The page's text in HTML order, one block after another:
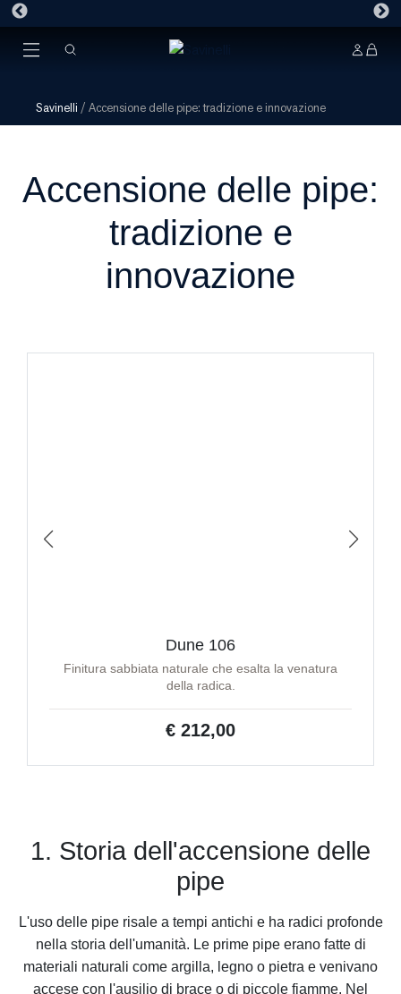
Savinelli / Accensione delle pipe: tradizione e innovazione
Accensione delle pipe:
tradizione e
innovazione
Dune 106
Finitura sabbiata naturale che esalta la venatura
della radica.
€ 212,00
1. Storia dell'accensione delle
pipe
L'uso delle pipe risale a tempi antichi e ha radici profonde
nella storia dell'umanità. Le prime pipe erano fatte di
materiali naturali come argilla, legno o pietra e venivano
accese con l'ausilio di brace o di piccole fiamme. Nel